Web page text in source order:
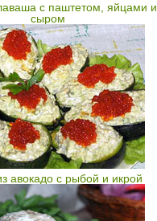
с паштетом, яйцами и
сыром
авокадо с рыбой и икрой